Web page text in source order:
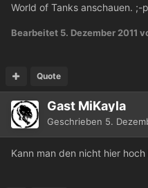
World of Tanks anschauen. ;-p
Bearbeitet 5. Dezember 2011
Quote
Gast MiKayla
Geschrieben 5.
Kann man den nicht hier